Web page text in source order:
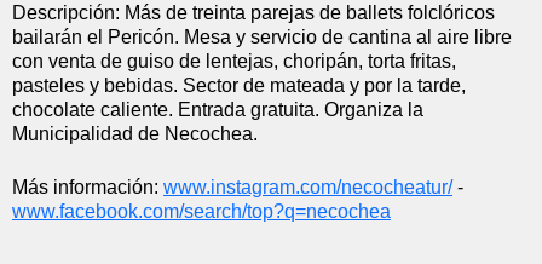
Descripción: Más de treinta parejas de ballets folclóricos
bailarán el Pericón. Mesa y servicio de cantina al aire libre
con venta de guiso de lentejas, choripán, torta fritas,
pasteles y bebidas. Sector de mateada y por la tarde,
chocolate caliente. Entrada gratuita. Organiza la
Municipalidad de Necochea.
Más información: www.instagram.com/necocheatur/
www.facebook.com/search/top?q=necochea